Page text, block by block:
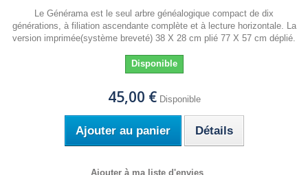
Le Générama est le seul arbre généalogique compact de dix
générations, à filiation ascendante complète et à lecture horizontale. La
version imprimée(système breveté) 38 X 28 cm plié 77 X 57 cm déplié.
Disponible
45,00 € Disponible
Ajouter au panier Détails
Ajouter à ma liste d'envies